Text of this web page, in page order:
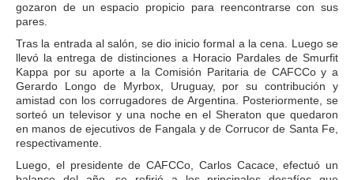
gozaron de un espacio propicio para reencontrarse con sus
pares.
Tras la entrada al salón, se dio inicio formal a la cena. Luego se
llevó la entrega de distinciones a Horacio Pardales de Smurfit
Kappa por su aporte a la Comisión Paritaria de CAFCCo y a
Gerardo Longo de Myrbox, Uruguay, por su contribución y
amistad con los corrugadores de Argentina. Posteriormente, se
sorteó un televisor y una noche en el Sheraton que quedaron
en manos de ejecutivos de Fangala y de Corrucor de Santa Fe,
respectivamente.
Luego, el presidente de CAFCCo, Carlos Cacace, efectuó un